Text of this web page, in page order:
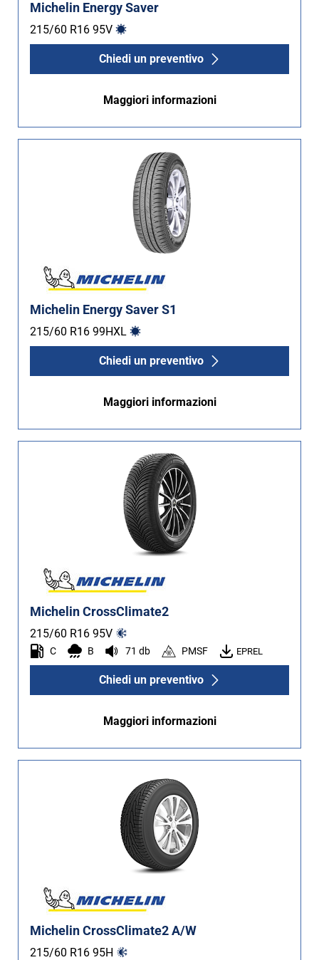
Michelin Energy Saver
215/60 R16 95V
Chiedi un preventivo
Maggiori informazioni
Michelin Energy Saver S1
215/60 R16 99HXL
Chiedi un preventivo
Maggiori informazioni
Michelin CrossClimate2
215/60 R16 95V
C B 71 db PMSF EPREL
Chiedi un preventivo
Maggiori informazioni
Michelin CrossClimate2 A/W
215/60 R16 95H